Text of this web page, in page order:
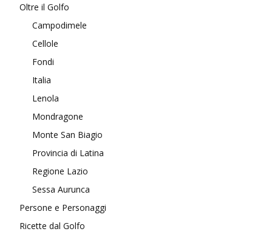
Oltre il Golfo
Campodimele
Cellole
Fondi
Italia
Lenola
Mondragone
Monte San Biagio
Provincia di Latina
Regione Lazio
Sessa Aurunca
Persone e Personaggi
Ricette dal Golfo